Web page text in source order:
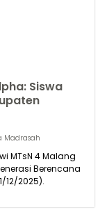
Siswa
Madrasah
MTsN 4 Malang
Berencana
12/2025).